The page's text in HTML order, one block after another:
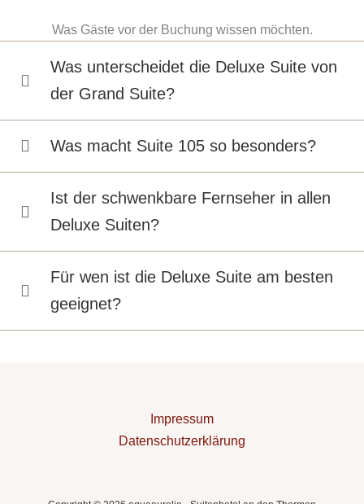
Was Gäste vor der Buchung wissen möchten.
Was unterscheidet die Deluxe Suite von
der Grand Suite?
Was macht Suite 105 so besonders?
Ist der schwenkbare Fernseher in allen
Deluxe Suiten?
Für wen ist die Deluxe Suite am besten
geeignet?
Impressum
Datenschutzerklärung